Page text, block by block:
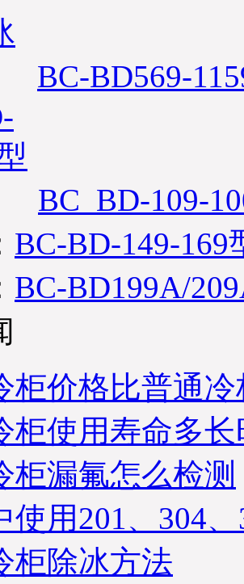
详
；如
可直
询电
您订
柜，
料展
柜已
发
包；
；单
；请
持畅通
做好
工作
作，
优凯
试工
（合
部）
您那边
柜给
请在
电话畅
货运
联
工作
远洋
咨询优
BC-BD569-
BC_BD-109-
BC-BD-149-169
BC-BD199A/
柜价格比普通
柜使用寿命多长
柜漏氟怎么检测
使用201、304
柜除冰方法